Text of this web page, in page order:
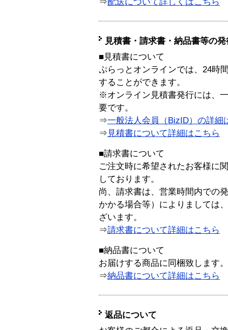
⇒配送について詳しくはこちら
見積書・請求書・納品書等の
■見積書について
ぷらっとオンラインでは、24時
することができます。
※オンライン見積書発行には、
要です。
⇒一般法人会員（BizID）の詳細
⇒ 見積書について詳細はこちら
■請求書について
ご注文時に希望されたお客様に
しております。
尚、請求書は、営業時間内での
かかる場合等）によりましては
ざいます。
⇒請求書について詳細はこちら
■納品書について
お届けする商品に同梱致します。
⇒納品書について詳細はこちら
返品について